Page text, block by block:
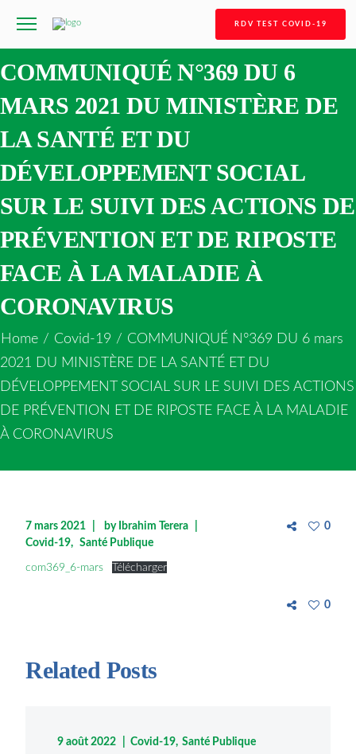
RDV TEST COVID-19
COMMUNIQUÉ N°369 DU 6
MARS 2021 DU MINISTÈRE DE
LA SANTÉ ET DU
DÉVELOPPEMENT SOCIAL
SUR LE SUIVI DES ACTIONS DE
PRÉVENTION ET DE RIPOSTE
FACE À LA MALADIE À
CORONAVIRUS
Home / Covid-19 / COMMUNIQUÉ N°369 DU 6 mars
2021 DU MINISTÈRE DE LA SANTÉ ET DU
DÉVELOPPEMENT SOCIAL SUR LE SUIVI DES ACTIONS
DE PRÉVENTION ET DE RIPOSTE FACE À LA MALADIE
À CORONAVIRUS
7 mars 2021 by Ibrahim Terera
Covid-19
Santé Publique
0
com369_6-mars Télécharger
0
Related Posts
9 août 2022 Covid-19 Santé Publique